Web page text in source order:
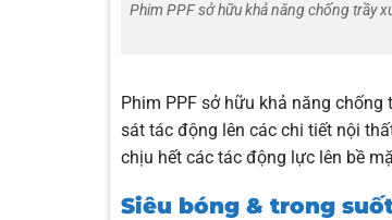
Phim PPF sở hữu khả năng chống trầy
Phim PPF sở hữu khả năng
sát tác động lên các chi tiết nội
chịu hết các tác động lực lên bề
Siêu bóng & trong